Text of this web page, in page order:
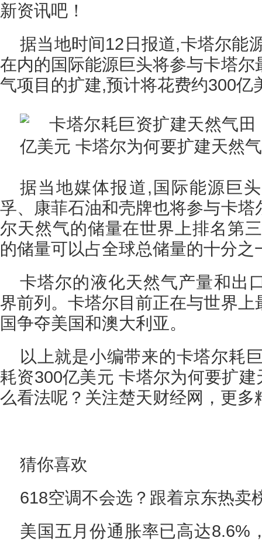
新资讯吧！
据当地时间12日报道,卡塔尔能
在内的国际能源巨头将参与卡塔
气项目的扩建,预计将花费约300亿
据当地媒体报道,国际能源巨
孚、康菲石油和壳牌也将参与卡
尔天然气的储量在世界上排名第
的储量可以占全球总储量的十分之
卡塔尔的液化天然气产量和出
界前列。卡塔尔目前正在与世界
国争夺美国和澳大利亚。
以上就是小编带来的卡塔尔耗
耗资300亿美元 卡塔尔为何要扩
么看法呢？关注楚天财经网，更多
猜你喜欢
618空调不会选？跟着京东热卖
美国五月份通胀率已高达8.6%